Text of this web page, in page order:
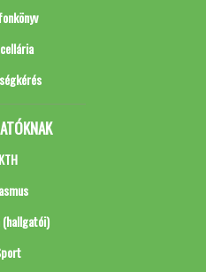
KTH
(hallgatói)